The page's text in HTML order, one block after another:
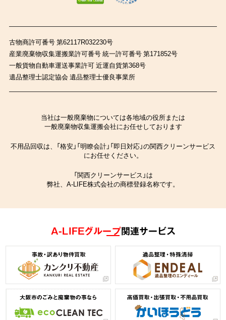
古物商許可番号 第62117R032230号
産業廃棄物収集運搬業許可番号 統一許可番号 第171852号
一般貨物自動車運送事業許可 近運自貨第368号
遺品整理士認定協会 遺品整理士優良事業所
当社は一般廃棄物については各地域の役所または
一般廃棄物収集運搬会社にお任せしております
不用品回収は、「格安」「明瞭会計」「即日対応」の関西クリーンサービス
にお任せください。
「関西クリーンサービス」は
弊社、A-LIFE株式会社の商標登録名称です。
A-LIFEグループ関連サービス